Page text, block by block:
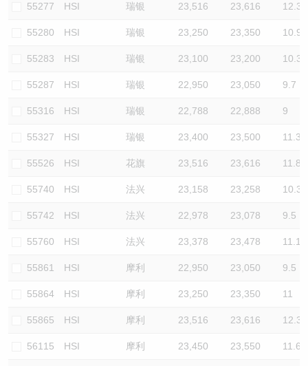
55277 HSI 瑞银 23,516 23,616 12.3
55280 HSI 瑞银 23,250 23,350 10.9
55283 HSI 瑞银 23,100 23,200 10.3
55287 HSI 瑞银 22,950 23,050 9.7
55316 HSI 瑞银 22,788 22,888 9
55327 HSI 瑞银 23,400 23,500 11.3
55526 HSI 花旗 23,516 23,616 11.8
55740 HSI 法兴 23,158 23,258 10.3
55742 HSI 法兴 22,978 23,078 9.5
55760 HSI 法兴 23,378 23,478 11.1
55861 HSI 摩利 22,950 23,050 9.5
55864 HSI 摩利 23,250 23,350 11
55865 HSI 摩利 23,516 23,616 12.3
56115 HSI 摩利 23,450 23,550 11.6